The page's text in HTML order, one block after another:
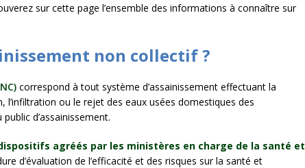
] Bruxelles encadre le recyclage chimique des bouteilles en PET
À
]
Le solaire et l’éolien dépassent durablement le charbon aux États-Unis
] Les emballages en fibre cherchent une alternative industrielle au
sur cette page l’ensemble des informations à connaître sur
non collectif ?
correspond à tout système d’assainissement effectuant la
l’infiltration ou le rejet des eaux usées domestiques des
d’assainissement.
agréés par les ministères en charge de la santé et
d’évaluation de l’efficacité et des risques sur la santé et